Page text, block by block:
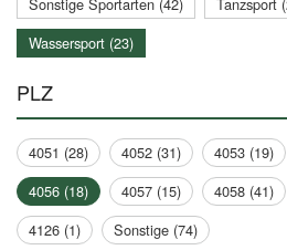
Wassersport (23)
PLZ
4051 (28) 4052 (31) 4053 (19)
4056 (18)
4057 (15) 4058 (41)
4126 (1)
Sonstige (74)